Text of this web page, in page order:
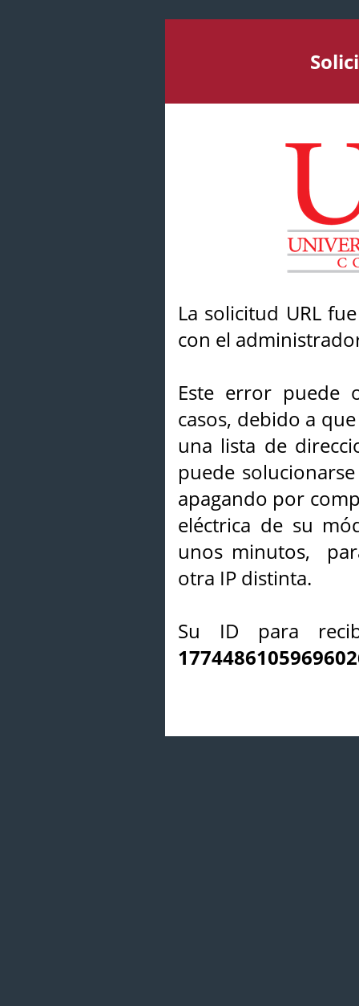
La solicitud URL
con el
Este error puede
casos, debido a
una lista de
puede
apagando por
eléctrica de su
unos minutos,
otra IP distinta.
Su ID para